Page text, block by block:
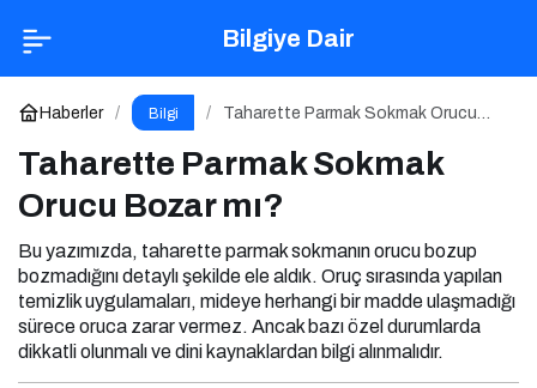
Bilgiye Dair
Haberler Bilgi
Taharette Parmak Sokmak Orucu
Taharette Parmak Sokmak
Orucu Bozar mı?
Bu yazımızda, taharette parmak sokmanın orucu bozup
bozmadığını detaylı şekilde ele aldık. Oruç sırasında yapılan
temizlik uygulamaları, mideye herhangi bir madde ulaşmadığı
sürece oruca zarar vermez. Ancak bazı özel durumlarda
dikkatli olunmalı ve dini kaynaklardan bilgi alınmalıdır.
Taharette Parmak Sokmak Orucu Bozar mı?